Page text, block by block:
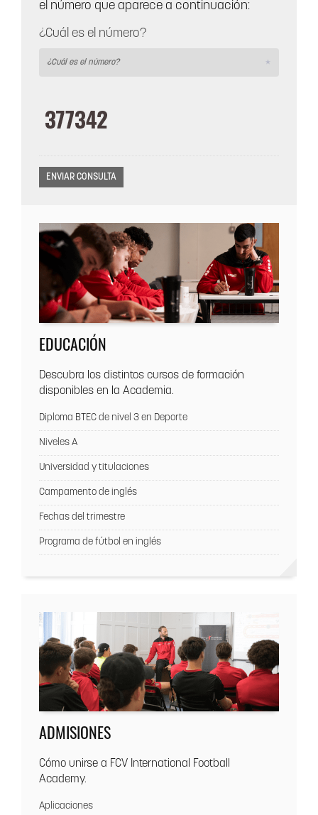
el número que aparece a continuación:
¿Cuál es el número?
EDUCACIÓN
Descubra los distintos cursos de formación
disponibles en la Academia.
Diploma BTEC de nivel 3 en Deporte
Niveles A
Universidad y titulaciones
Campamento de inglés
Fechas del trimestre
Programa de fútbol en inglés
ADMISIONES
Cómo unirse a FCV International Football
Academy.
Aplicaciones